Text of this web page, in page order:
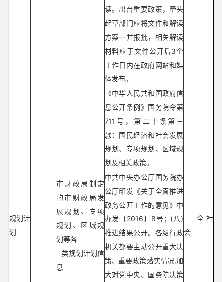
读。出台重要政策，牵头
起草部门应将文件和解读
方案一并报批，相关解读
材料应于文件公开后3个
工作日内在政府网站和媒
体发布。
规划计
划
市财政局制定
的市财政局发
展规划、专项
规划、区域规
划等各
类规划计划信
息
《中华人民共和国政府信
息公开条例》国务院令第
711号，第二十条第三
款：国民经济和社会发展
规划、专项规划、区域规
划及相关政策。
全社
会
中共中央办公厅国务院办
公厅印发《关于全面推进
政务公开工作的意见》中
办发〔2016〕8号；(八)
推进结果公开。各级行政
机关都要主动公开重大决
策、重要政策落实情况,加
大对党中央、国务院决策